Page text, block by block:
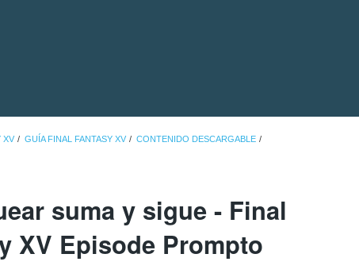
XV GUÍA FINAL FANTASY XV
CONTENIDO DESCARGABLE
suma y sigue - Final
XV Episode Prompto